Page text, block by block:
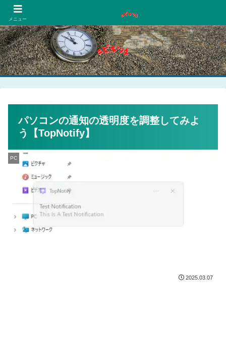
パソコンの通知の透明度を調整してみよ
う【TopNotify】
PC
2025.03.07
メニュー